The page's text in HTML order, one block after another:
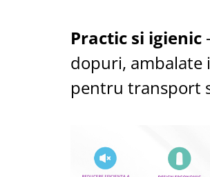
Practic si igienic
dopuri, ambalate
pentru transport